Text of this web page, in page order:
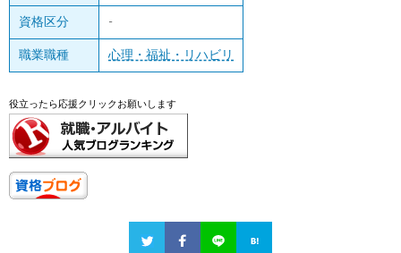
資格区分 -
職業職種 心理・福祉・リハビリ
役立ったら応援クリックお願いします